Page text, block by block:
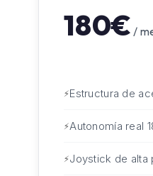
180€ /
Estructura de
Autonomía real
Joystick de alta